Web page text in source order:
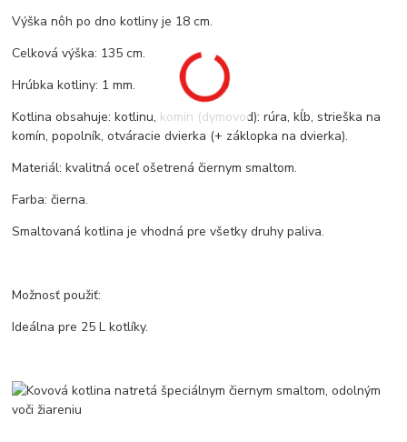
Výška nôh po dno kotliny je 18 cm.
Celková výška: 135 cm.
Hrúbka kotliny: 1 mm.
Kotlina obsahuje: kotlinu, komín (dymovod): rúra, kĺb, strieška na
komín, popolník, otváracie dvierka (+ záklopka na dvierka).
Materiál: kvalitná oceľ ošetrená čiernym smaltom.
Farba: čierna.
Smaltovaná kotlina je vhodná pre všetky druhy paliva.
Možnosť použiť:
Ideálna pre 25 L kotlíky.